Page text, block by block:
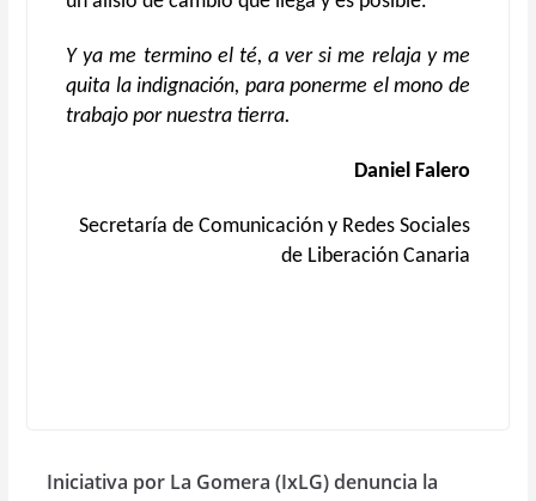
Y ya me termino el té, a ver si me relaja y me
quita la indignación, para ponerme el mono de
trabajo por nuestra tierra.
Daniel Falero
Secretaría de Comunicación y Redes Sociales
de Liberación Canaria
Iniciativa por La Gomera (IxLG) denuncia la